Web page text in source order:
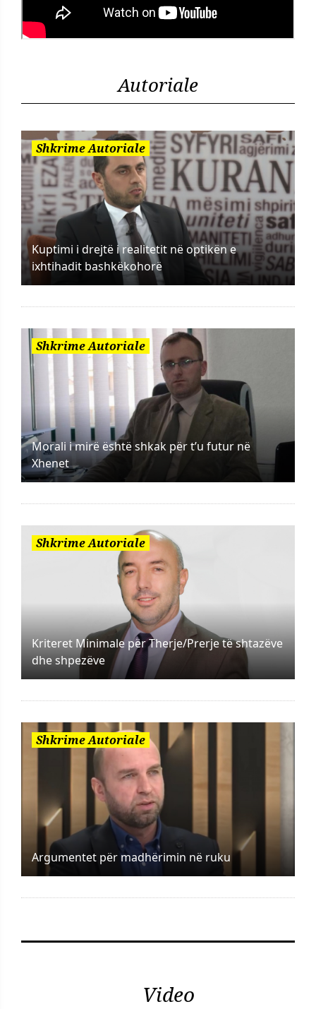
Autoriale
Shkrime Autoriale
Kuptimi i drejtë i realitetit në optikën e
ixhtihadit bashkëkohorë
Shkrime Autoriale
Morali i mirë është shkak për t’u futur në
Xhenet
Shkrime Autoriale
Kriteret Minimale për Therje/Prerje të shtazëve
dhe shpezëve
Shkrime Autoriale
Argumentet për madhërimin në ruku
Video